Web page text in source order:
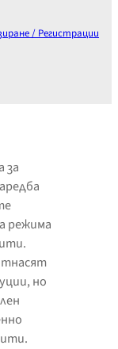
/ Регистрации
за
режима
но